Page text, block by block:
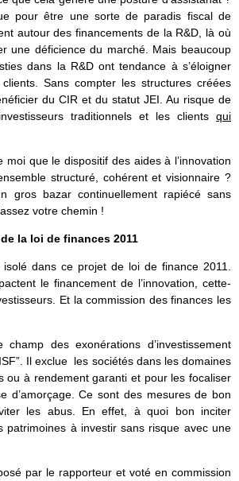
pour être une sorte de paradis fiscal de
autour des financements de la R&D, là où
une déficience du marché. Mais beaucoup
dans la R&D ont tendance à s’éloigner
Sans compter les structures créées
du CIR et du statut JEI. Au risque de
traditionnels et les clients qui
moi que le dispositif des aides à l’innovation
structuré, cohérent et visionnaire ?
gros bazar continuellement rapiécé sans
votre chemin !
de la loi de finances 2011
isolé dans ce projet de loi de finance 2011.
le financement de l’innovation, cette-
Et la commission des finances les
champ des exonérations d’investissement
Il exclue les sociétés dans les domaines
ou à rendement garanti et pour les focaliser
d’amorçage. Ce sont des mesures de bon
les abus. En effet, à quoi bon inciter
patrimoines à investir sans risque avec une
par le rapporteur et voté en commission